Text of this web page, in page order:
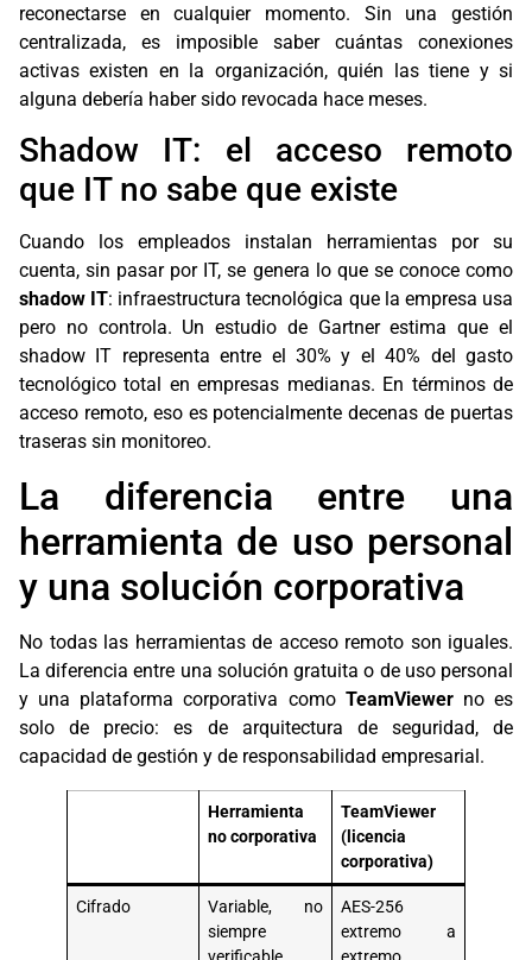
reconectarse en cualquier momento. Sin una gestión
centralizada, es imposible saber cuántas conexiones
activas existen en la organización, quién las tiene y si
alguna debería haber sido revocada hace meses.
Shadow IT: el acceso remoto
que IT no sabe que existe
Cuando los empleados instalan herramientas por su
cuenta, sin pasar por IT, se genera lo que se conoce como
shadow IT: infraestructura tecnológica que la empresa usa
pero no controla. Un estudio de Gartner estima que el
shadow IT representa entre el 30% y el 40% del gasto
tecnológico total en empresas medianas. En términos de
acceso remoto, eso es potencialmente decenas de puertas
traseras sin monitoreo.
La diferencia entre una
herramienta de uso personal
y una solución corporativa
No todas las herramientas de acceso remoto son iguales.
La diferencia entre una solución gratuita o de uso personal
y una plataforma corporativa como TeamViewerno es
solo de precio: es de arquitectura de seguridad, de
capacidad de gestión y de responsabilidad empresarial.
Herramienta
no corporativa
TeamViewer
(licencia
corporativa)
Cifrado
Variable, no
siempre
AES-256
extremo a